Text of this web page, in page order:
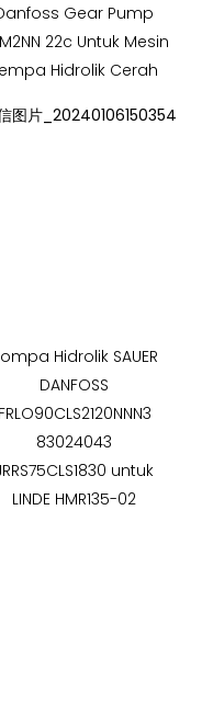
Gear Pump
22c Untuk Mesin
Hidrolik Cerah
Hidrolik SAUER
DANFOSS
FRLO90CLS2120NNN3
83024043
untuk
LINDE HMR135-02